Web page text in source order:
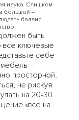
наука. Слишком
большой –
баланс,
быть
все ключевые
себе
мебель –
просторной,
не рискуя
на 20-30
«все на